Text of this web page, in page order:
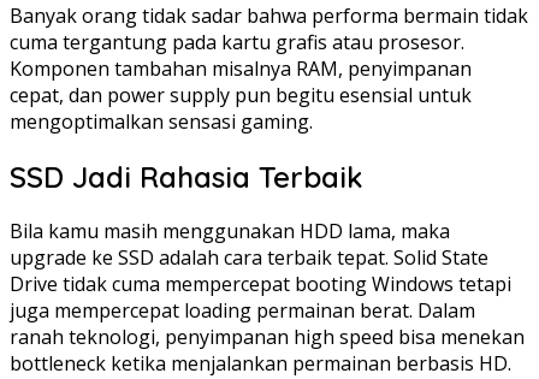
Banyak orang tidak sadar bahwa performa bermain tidak
cuma tergantung pada kartu grafis atau prosesor.
Komponen tambahan misalnya RAM, penyimpanan
cepat, dan power supply pun begitu esensial untuk
mengoptimalkan sensasi gaming.
SSD Jadi Rahasia Terbaik
Bila kamu masih menggunakan HDD lama, maka
upgrade ke SSD adalah cara terbaik tepat. Solid State
Drive tidak cuma mempercepat booting Windows tetapi
juga mempercepat loading permainan berat. Dalam
ranah teknologi, penyimpanan high speed bisa menekan
bottleneck ketika menjalankan permainan berbasis HD.